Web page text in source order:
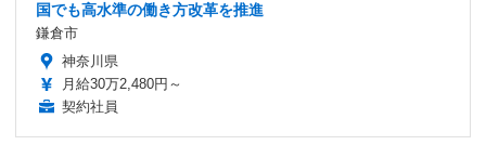
国でも高水準の働き方改革を推進
鎌倉市
神奈川県
月給30万2,480円～
契約社員